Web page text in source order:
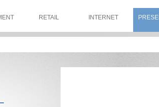
RETAIL INTERNET